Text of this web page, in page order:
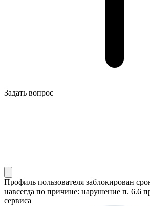
Задать вопрос
Профиль пользователя заблокирован
навсегда по причине: нарушение п. 6.6
сервиса